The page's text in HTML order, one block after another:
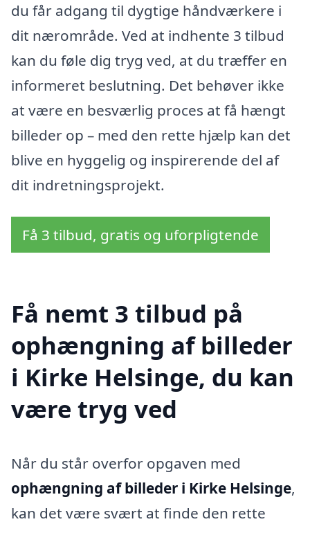
du får adgang til dygtige håndværkere i
dit nærområde. Ved at indhente 3 tilbud
kan du føle dig tryg ved, at du træffer en
informeret beslutning. Det behøver ikke
at være en besværlig proces at få hængt
billeder op – med den rette hjælp kan det
blive en hyggelig og inspirerende del af
dit indretningsprojekt.
Få 3 tilbud, gratis og uforpligtende
Få nemt 3 tilbud på
ophængning af billeder
i Kirke Helsinge, du kan
være tryg ved
Når du står overfor opgaven med
ophængning af billeder i Kirke Helsinge,
kan det være svært at finde den rette